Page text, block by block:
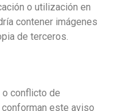
o utilización en
contener imágenes
de terceros.
o conflicto de
este aviso